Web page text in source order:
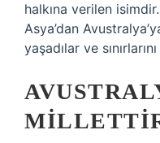
halkına verilen
Asya’dan
yaşadılar ve